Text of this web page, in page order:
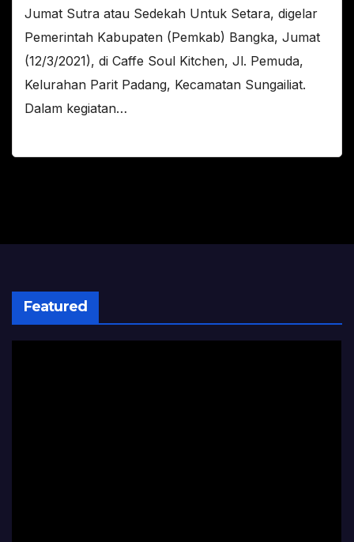
Jumat Sutra atau Sedekah Untuk Setara, digelar
Pemerintah Kabupaten (Pemkab) Bangka, Jumat
(12/3/2021), di Caffe Soul Kitchen, Jl. Pemuda,
Kelurahan Parit Padang, Kecamatan Sungailiat.
Dalam kegiatan…
Featured